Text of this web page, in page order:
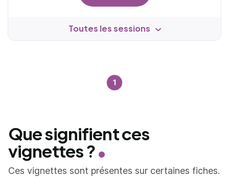
Toutes les sessions
1
Que signifient ces
vignettes ?
Ces vignettes sont présentes sur certaines fiches.